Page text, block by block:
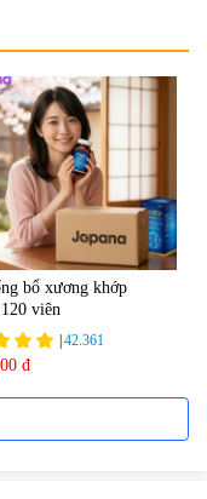
bổ xương khớp
viên
42.361
đ